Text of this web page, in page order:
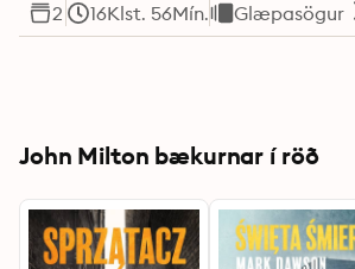
2 16Klst. 56Mín. Glæpasögur
John Milton bækurnar í röð